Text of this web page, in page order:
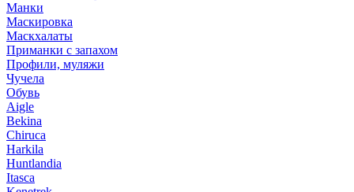
Манки
Маскировка
Маскхалаты
Приманки с запахом
Профили, муляжи
Чучела
Обувь
Aigle
Bekina
Chiruсa
Harkila
Huntlandia
Itasca